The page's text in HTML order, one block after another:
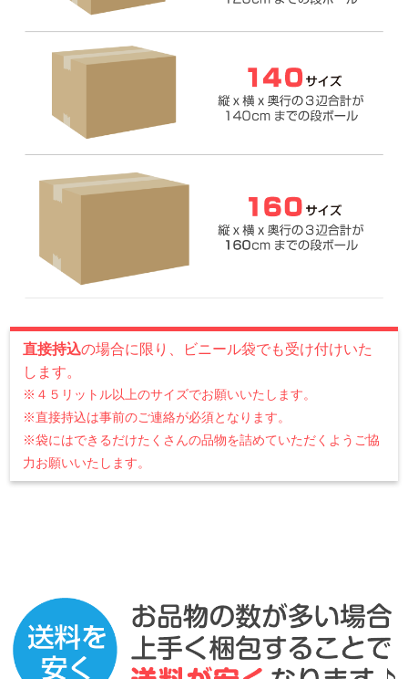
直接持込の場合に限り、ビニール袋でも受け付けいた
します。
※４５リットル以上のサイズでお願いいたします。
※直接持込は事前のご連絡が必須となります。
※袋にはできるだけたくさんの品物を詰めていただくようご協
力お願いいたします。